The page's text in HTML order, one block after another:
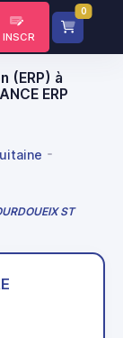
INSCR
0
(ERP) à
ERP
ST